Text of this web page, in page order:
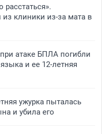
клиники из-за мата в
атаке БПЛА погибли
и ее 12-летняя
ужурка пыталась
и убила его